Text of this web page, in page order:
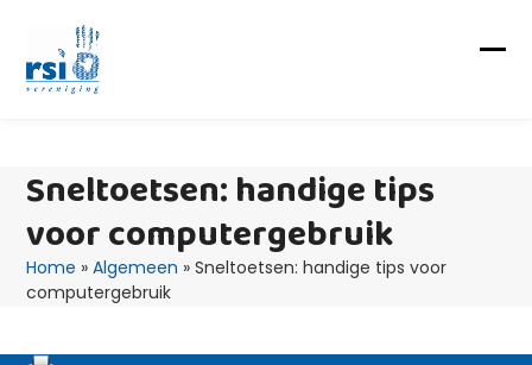
content
Sneltoetsen: handige tips
voor computergebruik
Home »Algemeen »Sneltoetsen: handige tips voor
computergebruik